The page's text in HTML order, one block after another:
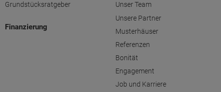
Grundstücksratgeber
Finanzierung
Unser Team
Unsere Partner
Musterhäuser
Referenzen
Bonität
Engagement
Job und Karriere